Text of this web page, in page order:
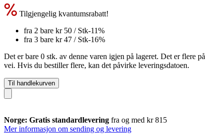
Tilgjengelig kvantumsrabatt!
fra 2 bare kr 50 / Stk-11%
fra 3 bare kr 47 / Stk-16%
Det er bare 0 stk. av denne varen igjen på lageret. Det er flere på
vei. Hvis du bestiller flere, kan det påvirke leveringsdatoen.
Til handlekurven
Norge: Gratis standardlevering fra og med kr 815
Mer informasjon om sending og levering